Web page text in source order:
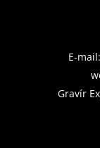
E-mail:
Gravír